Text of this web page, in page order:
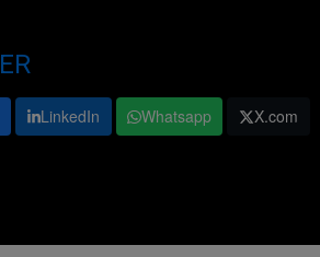
LinkedIn Whatsapp X.com